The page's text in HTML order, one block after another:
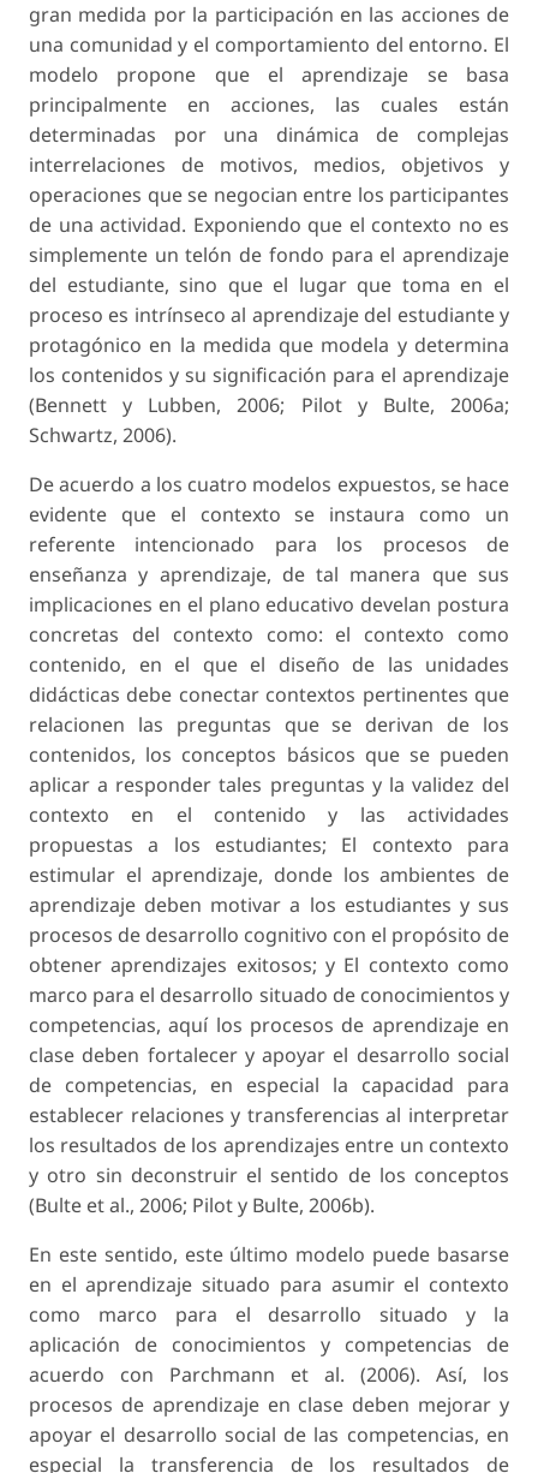
gran medida por la participación en las acciones de
una comunidad y el comportamiento del entorno. El
modelo propone que el aprendizaje se basa
principalmente en acciones, las cuales están
determinadas por una dinámica de complejas
interrelaciones de motivos, medios, objetivos y
operaciones que se negocian entre los participantes
de una actividad. Exponiendo que el contexto no es
simplemente un telón de fondo para el aprendizaje
del estudiante, sino que el lugar que toma en el
proceso es intrínseco al aprendizaje del estudiante y
protagónico en la medida que modela y determina
los contenidos y su significación para el aprendizaje
(Bennett y Lubben, 2006; Pilot y Bulte, 2006a;
Schwartz, 2006).
De acuerdo a los cuatro modelos expuestos, se hace
evidente que el contexto se instaura como un
referente intencionado para los procesos de
enseñanza y aprendizaje, de tal manera que sus
implicaciones en el plano educativo develan postura
concretas del contexto como: el contexto como
contenido, en el que el diseño de las unidades
didácticas debe conectar contextos pertinentes que
relacionen las preguntas que se derivan de los
contenidos, los conceptos básicos que se pueden
aplicar a responder tales preguntas y la validez del
contexto en el contenido y las actividades
propuestas a los estudiantes; El contexto para
estimular el aprendizaje, donde los ambientes de
aprendizaje deben motivar a los estudiantes y sus
procesos de desarrollo cognitivo con el propósito de
obtener aprendizajes exitosos; y El contexto como
marco para el desarrollo situado de conocimientos y
competencias, aquí los procesos de aprendizaje en
clase deben fortalecer y apoyar el desarrollo social
de competencias, en especial la capacidad para
establecer relaciones y transferencias al interpretar
los resultados de los aprendizajes entre un contexto
y otro sin deconstruir el sentido de los conceptos
(Bulte et al., 2006; Pilot y Bulte, 2006b).
En este sentido, este último modelo puede basarse
en el aprendizaje situado para asumir el contexto
como marco para el desarrollo situado y la
aplicación de conocimientos y competencias de
acuerdo con Parchmann et al. (2006). Así, los
procesos de aprendizaje en clase deben mejorar y
apoyar el desarrollo social de las competencias, en
especial la transferencia de los resultados de